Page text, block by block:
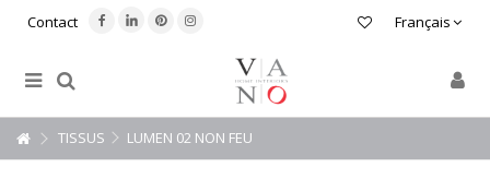
Français
Contact
TISSUS LUMEN 02 NON FEU